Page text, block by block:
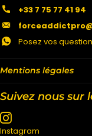
Mentions légales
+33 7 75 77 41 94
Posez vos
Suivez nous sur
Instagram